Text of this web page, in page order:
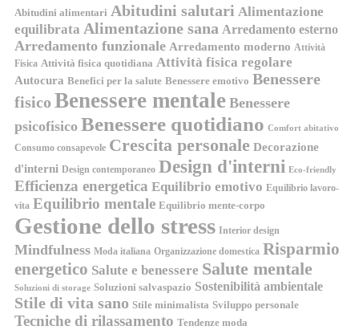
Abitudini alimentari Abitudini salutari Alimentazione
equilibrata Alimentazione sana Arredamento esterno
Arredamento funzionale Arredamento moderno Attività
Fisica Attività fisica quotidiana Attività fisica regolare
Autocura Benefici per la salute Benessere emotivo Benessere
fisico Benessere mentale Benessere
psicofisico Benessere quotidiano Comfort abitativo
Consumo consapevole Crescita personale Decorazione
d'interni Design contemporaneo Design d'interni Eco-friendly
Efficienza energetica Equilibrio emotivo Equilibrio lavoro-
vita Equilibrio mentale Equilibrio mente-corpo
Gestione dello stress Interior design
Mindfulness Moda italiana Organizzazione domestica Risparmio
energetico Salute e benessere Salute mentale
Soluzioni di storage Soluzioni salvaspazio Sostenibilità ambientale
Stile di vita sano Stile minimalista Sviluppo personale
Tecniche di rilassamento Tendenze moda